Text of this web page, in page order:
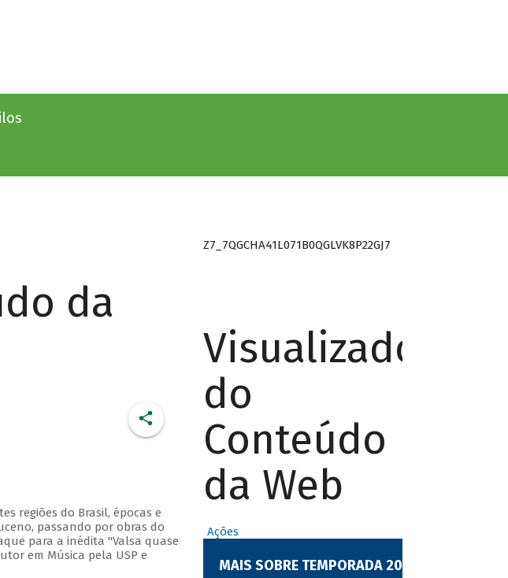
da
regiões do Brasil, épocas e
passando por obras do
para a inédita "Valsa quase
em Música pela USP e
Z7_7QGCHA41L071B0QGLVK8P22GJ7
Visualizador
do
Conteúdo
da Web
Ações
MAIS SOBRE TEMPORADA 2017